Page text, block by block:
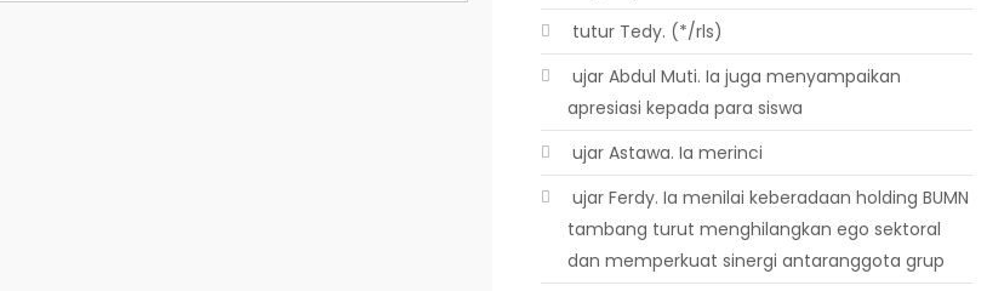
 tutur Tedy. (*/rls)
 ujar Abdul Muti. Ia juga menyampaikan
apresiasi kepada para siswa
 ujar Astawa. Ia merinci
 ujar Ferdy. Ia menilai keberadaan holding BUMN
tambang turut menghilangkan ego sektoral
dan memperkuat sinergi antaranggota grup